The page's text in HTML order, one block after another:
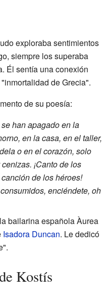
exploraba sentimientos
siempre los superaba
Él sentía una conexión
de Grecia".
de su poesía:
han apagado en la
en la casa, en el taller,
o en el corazón, solo
¡Canto de los
de los héroes!
enciéndete, oh
bailarina española Àurea
Isadora Duncan. Le dedicó
Kostís